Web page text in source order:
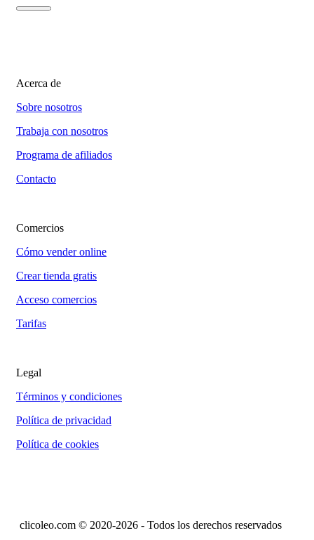
Acerca de
Sobre nosotros
Trabaja con nosotros
Programa de afiliados
Contacto
Comercios
Cómo vender online
Crear tienda gratis
Acceso comercios
Tarifas
Legal
Términos y condiciones
Política de privacidad
Política de cookies
clicoleo.com © 2020-2026 - Todos los derechos reservados